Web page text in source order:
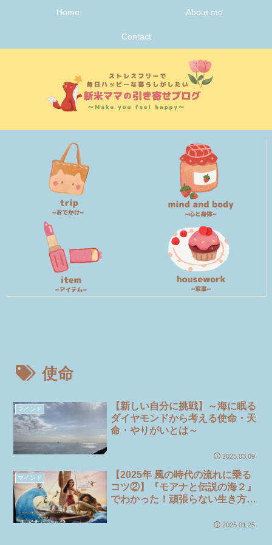
Home About me
Contact
使命
マインド
【新しい自分に挑戦】～海に眠る
ダイヤモンドから考える使命・天
命・やりがいとは～
2025.03.09
マインド
【2025年 風の時代の流れに乗る
コツ②】『モアナと伝説の海２』
でわかった！頑張らない生き方～
2025.01.25